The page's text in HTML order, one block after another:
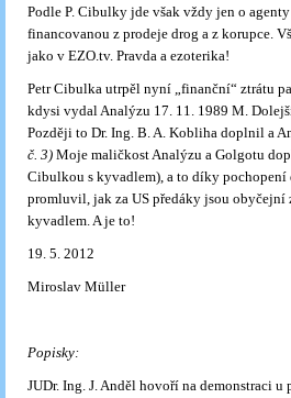
Podle P. Cibulky jde však vždy jen o
financovanou z prodeje drog a z korupce.
jako v EZO.tv. Pravda a ezoterika!
Petr Cibulka utrpěl nyní „finanční“ ztrátu
kdysi vydal Analýzu 17. 11. 1989 M.
Později to Dr. Ing. B. A. Kobliha doplnil a
č. 3) Moje maličkost Analýzu a Golgotu
Cibulkou s kyvadlem), a to díky
promluvil, jak za US předáky jsou
kyvadlem. A je to!
19. 5. 2012
Miroslav Müller
Popisky:
JUDr. Ing. J. Anděl hovoří na demonstraci